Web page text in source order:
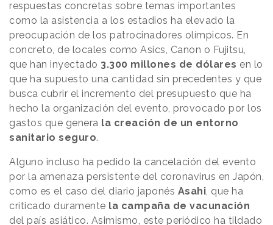
respuestas concretas sobre temas importantes
como la asistencia a los estadios ha elevado la
preocupación de los patrocinadores olímpicos. En
concreto, de locales como Asics, Canon o Fujitsu,
que han inyectado 3.300 millones de dólares en lo
que ha supuesto una cantidad sin precedentes y que
busca cubrir el incremento del presupuesto que ha
hecho la organización del evento, provocado por los
gastos que genera la creación de un entorno
sanitario seguro.
Alguno incluso ha pedido la cancelación del evento
por la amenaza persistente del coronavirus en Japón,
como es el caso del diario japonés Asahi, que ha
criticado duramente la campaña de vacunación
del país asiático. Asimismo, este periódico ha tildado